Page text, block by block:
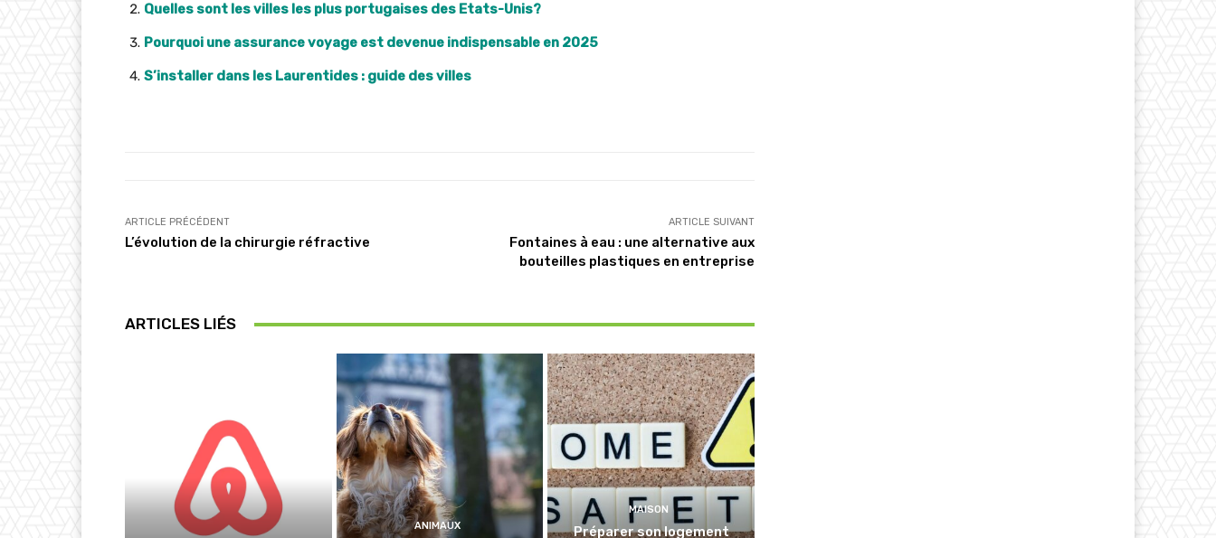
Quelles sont les villes les plus portugaises des Etats-Unis?
Pourquoi une assurance voyage est devenue indispensable en 2025
S’installer dans les Laurentides : guide des villes
ARTICLE PRÉCÉDENT
L’évolution de la chirurgie réfractive
ARTICLE SUIVANT
Fontaines à eau : une alternative aux
bouteilles plastiques en entreprise
ARTICLES LIÉS
ANIMAUX
MAISON
Préparer son logement